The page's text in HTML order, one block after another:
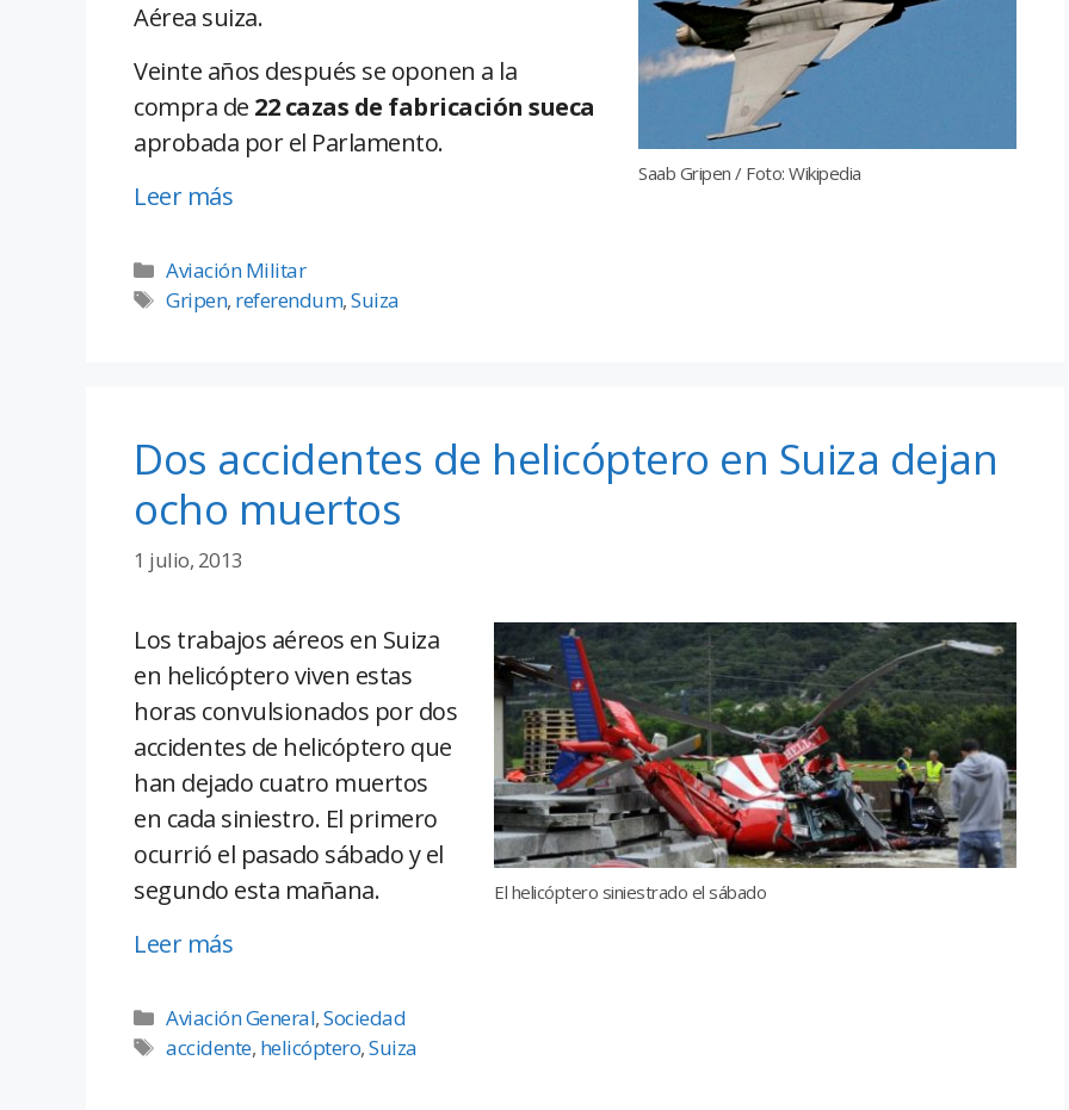
Saab Gripen / Foto: Wikipedia
Aérea suiza.
Veinte años después se oponen a la
compra de 22 cazas de fabricación sueca
aprobada por el Parlamento.
Leer más
Aviación Militar
Gripen, referendum,Suiza
Dos accidentes de helicóptero en Suiza dejan
ocho muertos
1 julio, 2013
El helicóptero siniestrado el sábado
Los trabajos aéreos en Suiza
en helicóptero viven estas
horas convulsionados por dos
accidentes de helicóptero que
han dejado cuatro muertos
en cada siniestro. El primero
ocurrió el pasado sábado y el
segundo esta mañana.
Leer más
Aviación General,Sociedad
accidente, helicóptero,Suiza